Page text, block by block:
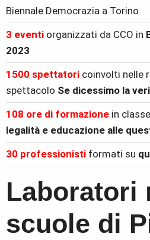
Biennale Democrazia a Torino
3 eventi organizzati da CCO in
2023
1500 spettatori coinvolti nelle
spettacolo Se dicessimo la
108 ore di formazione in
legalità e educazione alle
30 professionisti formati su
Laboratori
scuole di